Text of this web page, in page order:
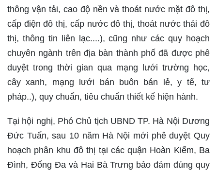
thông vận tải, cao độ nền và thoát nước mặt đô thị,
cấp điện đô thị, cấp nước đô thị, thoát nước thải đô
thị, thông tin liên lạc....), cũng như các quy hoạch
chuyên ngành trên địa bàn thành phố đã được phê
duyệt trong thời gian qua mạng lưới trường học,
cây xanh, mạng lưới bán buôn bán lẻ, y tế, tư
pháp..), quy chuẩn, tiêu chuẩn thiết kế hiện hành.
Tại hội nghị, Phó Chủ tịch UBND TP. Hà Nội Dương
Đức Tuấn, sau 10 năm Hà Nội mới phê duyệt Quy
hoạch phân khu đô thị tại các quận Hoàn Kiếm, Ba
Đình, Đống Đa và Hai Bà Trưng bảo đảm đúng quy